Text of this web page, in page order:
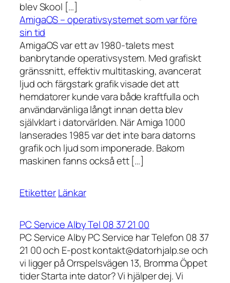
blev Skool […]
AmigaOS – operativsystemet som var före
sin tid
AmigaOS var ett av 1980-talets mest
banbrytande operativsystem. Med grafiskt
gränssnitt, effektiv multitasking, avancerat
ljud och färgstark grafik visade det att
hemdatorer kunde vara både kraftfulla och
användarvänliga långt innan detta blev
självklart i datorvärlden. När Amiga 1000
lanserades 1985 var det inte bara datorns
grafik och ljud som imponerade. Bakom
maskinen fanns också ett […]
EtiketterLänkar
PC Service Alby Tel 08 37 21 00
PC Service Alby PC Service har Telefon 08 37
21 00 och E-post kontakt@datorhjalp.se och
vi ligger på Orrspelsvägen 13, Bromma Öppet
tider Starta inte dator? Vi hjälper dej. Vi